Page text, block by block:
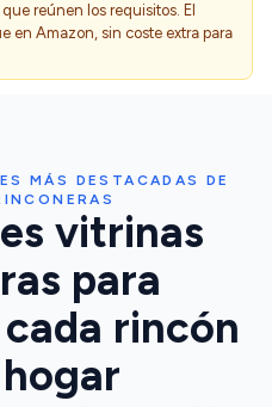
reúnen los requisitos. El
en Amazon, sin coste extra para
MÁS DESTACADAS DE
vitrinas
para
rincón